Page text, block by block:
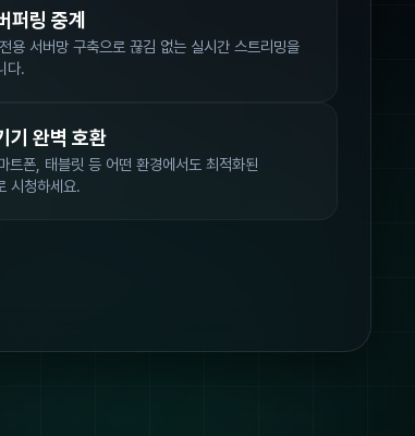
퍼링 중계
용 서버망 구축으로 끊김 없는 실시간 스트리밍을
다.
기 완벽 호환
트폰, 태블릿 등 어떤 환경에서도 최적화된
시청하세요.